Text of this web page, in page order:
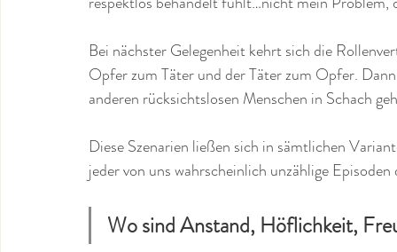
Bei nächster Gelegenheit kehrt sich die
Opfer zum Täter und der Täter zum Opfer.
anderen rücksichtslosen Menschen in Schach
Diese Szenarien ließen sich in sämtlichen
jeder von uns wahrscheinlich unzählige
Wo sind Anstand, Höflichkeit,